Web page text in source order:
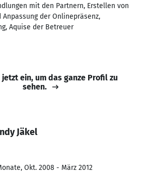
mit den Partnern, Erstellen von
Anpassung der Onlinepräsenz,
Aquise der Betreuer
jetzt ein, um das ganze Profil zu
sehen.
Jäkel
Okt. 2008 - März 2012